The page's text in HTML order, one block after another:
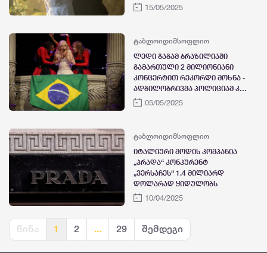
15/05/2025
ტაბლოიდიმსოფლიო
ლედი გაგამ ბრაზილიაში
გამართული 2 მილიონიანი
კონცერტით რეკორდი მოხნა -
ადგილობრივმა პოლიციამ კი
მის კონცერტზე დაგეგმილი
05/05/2025
ტაბლოიდიმსოფლიო
იტალიური მოდის კომპანია
„პრადა“ კონკურენტ
„ვერსაჩეს“ 1.4 მილიარდ
დოლარად ყიდულობს
10/04/2025
წინა 1 2 ... 29 შემდეგი